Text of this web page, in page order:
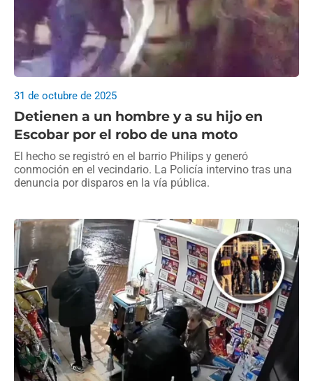
Detienen a un hombre y a su hijo en
Escobar por el robo de una moto
31 de octubre de 2025
El hecho se registró en el barrio Philips y generó
conmoción en el vecindario. La Policía intervino tras una
denuncia por disparos en la vía pública.